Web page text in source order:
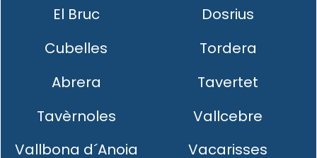
El Bruc
Dosrius
Cubelles
Tordera
Abrera
Tavertet
Tavèrnoles
Vallcebre
Vallbona d´Anoia
Vacarisses